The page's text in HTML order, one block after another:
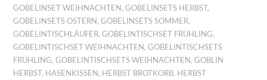
GOBELINSET WEIHNACHTEN,GOBELINSETS HERBST,
GOBELINSETS OSTERN,GOBELINSETS SOMMER,
GOBELINTISCHLÄUFER,GOBELINTISCHSET FRÜHLING,
GOBELINTISCHSET WEIHNACHTEN,GOBELINTISCHSETS
FRÜHLING,GOBELINTISCHSETS WEIHNACHTEN,GOBLIN
HERBST, HASENKISSEN, HERBST BROTKORB, HERBST